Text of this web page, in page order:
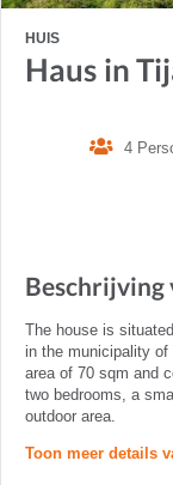
HUIS
Haus in
4
The house is
in the municipality
area of 70 sqm and
two bedrooms, a
outdoor area.
Toon meer details